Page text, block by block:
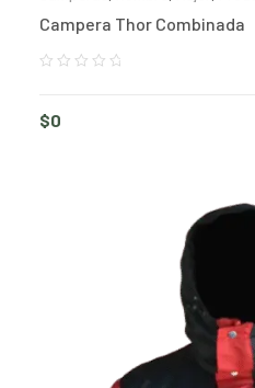
Campera Thor Combinada
$0